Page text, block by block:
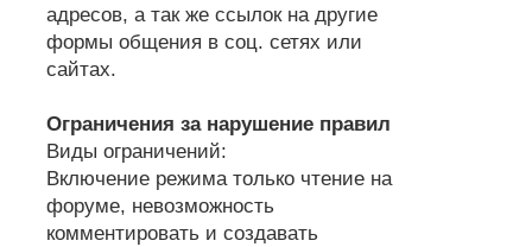
адресов, а так же ссылок на другие
формы общения в соц. сетях или
сайтах.
Ограничения за нарушение правил
Виды ограничений:
Включение режима только чтение на
форуме, невозможность
комментировать и создавать